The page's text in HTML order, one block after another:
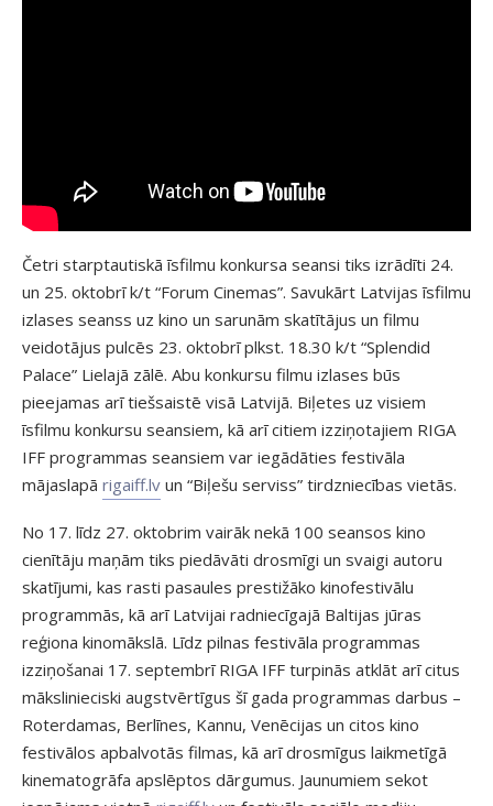
Četri starptautiskā īsfilmu konkursa seansi tiks izrādīti 24.
un 25. oktobrī k/t “Forum Cinemas”. Savukārt Latvijas īsfilmu
izlases seanss uz kino un sarunām skatītājus un filmu
veidotājus pulcēs 23. oktobrī plkst. 18.30 k/t “Splendid
Palace” Lielajā zālē. Abu konkursu filmu izlases būs
pieejamas arī tiešsaistē visā Latvijā. Biļetes uz visiem
īsfilmu konkursu seansiem, kā arī citiem izziņotajiem RIGA
IFF programmas seansiem var iegādāties festivāla
mājaslapā rigaiff.lv un “Biļešu serviss” tirdzniecības vietās.
No 17. līdz 27. oktobrim vairāk nekā 100 seansos kino
cienītāju maņām tiks piedāvāti drosmīgi un svaigi autoru
skatījumi, kas rasti pasaules prestižāko kinofestivālu
programmās, kā arī Latvijai radniecīgajā Baltijas jūras
reģiona kinomākslā. Līdz pilnas festivāla programmas
izziņošanai 17. septembrī RIGA IFF turpinās atklāt arī citus
mākslinieciski augstvērtīgus šī gada programmas darbus –
Roterdamas, Berlīnes, Kannu, Venēcijas un citos kino
festivālos apbalvotās filmas, kā arī drosmīgus laikmetīgā
kinematogrāfa apslēptos dārgumus. Jaunumiem sekot